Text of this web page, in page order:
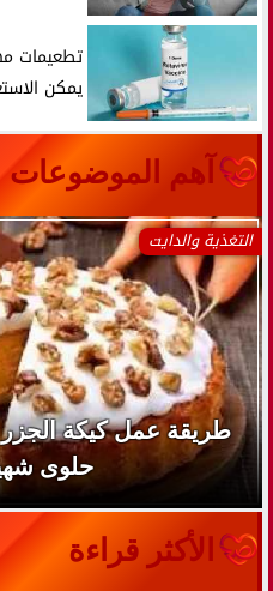
تطعيمات
يمكن
آهم الموضوعات
التغذية والدايت
طريقة عمل كيكة الجزر
حلوى
الأكثر قراءة